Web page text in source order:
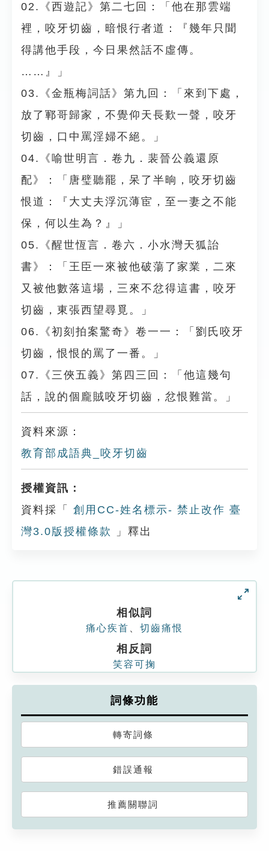
02.《西遊記》第二七回：「他在那雲端
裡，咬牙切齒，暗恨行者道：『幾年只聞
得講他手段，今日果然話不虛傳。
……』」
03.《金瓶梅詞話》第九回：「來到下處，
放了鄆哥歸家，不覺仰天長歎一聲，咬牙
切齒，口中罵淫婦不絕。」
04.《喻世明言．卷九．裴晉公義還原
配》：「唐璧聽罷，呆了半晌，咬牙切齒
恨道：『大丈夫浮沉薄宦，至一妻之不能
保，何以生為？』」
05.《醒世恆言．卷六．小水灣天狐詒
書》：「王臣一來被他破蕩了家業，二來
又被他數落這場，三來不忿得這書，咬牙
切齒，東張西望尋覓。」
06.《初刻拍案驚奇》卷一一：「劉氏咬牙
切齒，恨恨的罵了一番。」
07.《三俠五義》第四三回：「他這幾句
話，說的個龐賊咬牙切齒，忿恨難當。」
資料來源：
教育部成語典_咬牙切齒
授權資訊：
資料採「
創用CC-姓名標示- 禁止改作 臺
灣3.0版授權條款
」釋出
相似詞
痛心疾首 切齒痛恨
相反詞
笑容可掬
詞條功能
轉寄詞條
錯誤通報
推薦關聯詞